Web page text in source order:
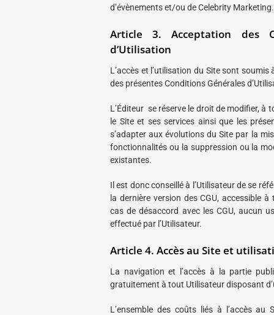
d’évènements et/ou de Celebrity Marketing.
Article 3. Acceptation des
d’Utilisation
L’accès et l’utilisation du Site sont
des présentes Conditions Générales
L’Éditeur se réserve le droit de modifier, à
le Site et ses services ainsi que les
s’adapter aux évolutions du Site par la
fonctionnalités ou la suppression ou la
existantes.
Il est donc conseillé à l’Utilisateur de se
la dernière version des CGU, accessible
cas de désaccord avec les CGU, aucun
effectué par l’Utilisateur.
Article 4. Accès au Site et
La navigation et l’accès à la partie
gratuitement à tout Utilisateur disposant
L’ensemble des coûts liés à l’accès au